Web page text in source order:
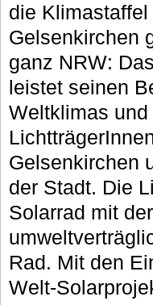
die
Gelsenkirchen
ganz NRW:
leistet seinen
Weltklimas
Gelsenkirchen
der Stadt. Die
Solarrad mit
Rad. Mit den
Welt-